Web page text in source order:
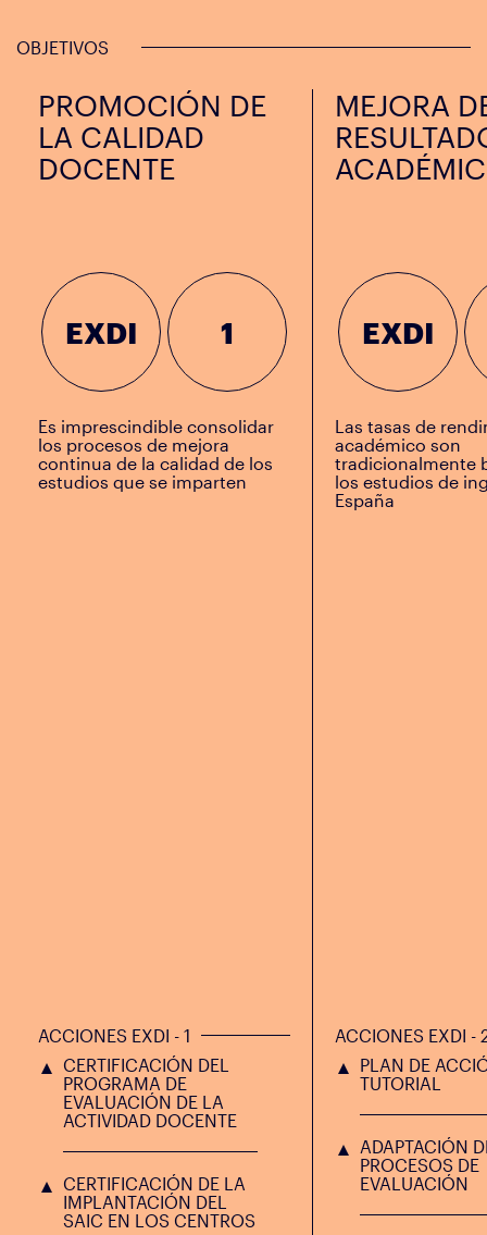
OBJETIVOS
PROMOCIÓN DE
LA CALIDAD
DOCENTE
EXDI 1
Es imprescindible consolidar
los procesos de mejora
continua de la calidad de los
estudios que se imparten
ACCIONES EXDI - 1
CERTIFICACIÓN DEL
PROGRAMA DE
EVALUACIÓN DE LA
ACTIVIDAD DOCENTE
CERTIFICACIÓN DE LA
IMPLANTACIÓN DEL
SAIC EN LOS CENTROS
MEJORA
EXDI
Las tasas de
académico son
tradicionalmente
los estudios de
España
ACCIONES EXDI -
PLAN DE
TUTORIAL
ADAPTACIÓN
PROCESOS DE
EVALUACIÓN